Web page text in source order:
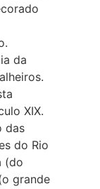
da
XIX.
das
do Rio
(do
grande